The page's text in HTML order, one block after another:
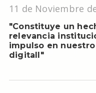
11 de Noviembre
"Constituye un
relevancia
impulso en
digitall"